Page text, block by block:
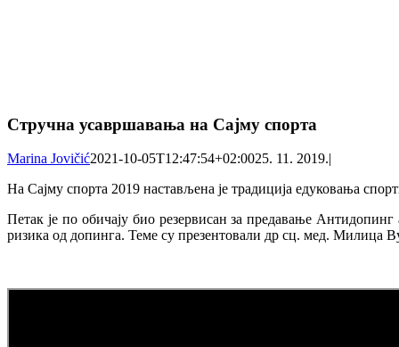
Стручна усавршавања на Сајму спорта
Marina Jovičić2021-10-05T12:47:54+02:0025. 11. 2019.|
На Сајму спорта 2019 настављена је традиција едуковања
Петак је по обичају био резервисан за предавање
ризика од допинга. Теме су презентовали др сц. мед. Милица